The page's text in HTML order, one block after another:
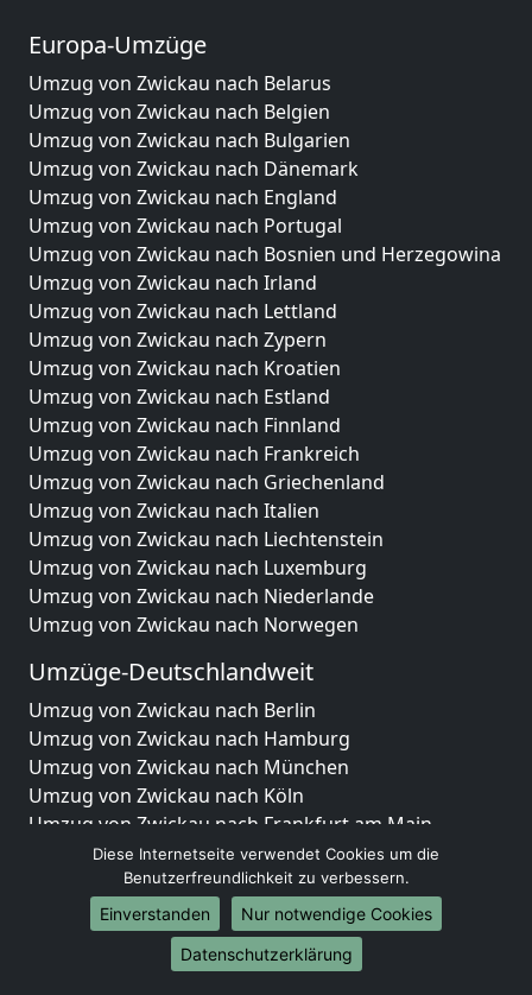
Europa-Umzüge
Umzug von Zwickau nach Belarus
Umzug von Zwickau nach Belgien
Umzug von Zwickau nach Bulgarien
Umzug von Zwickau nach Dänemark
Umzug von Zwickau nach England
Umzug von Zwickau nach Portugal
Umzug von Zwickau nach Bosnien und Herzegowina
Umzug von Zwickau nach Irland
Umzug von Zwickau nach Lettland
Umzug von Zwickau nach Zypern
Umzug von Zwickau nach Kroatien
Umzug von Zwickau nach Estland
Umzug von Zwickau nach Finnland
Umzug von Zwickau nach Frankreich
Umzug von Zwickau nach Griechenland
Umzug von Zwickau nach Italien
Umzug von Zwickau nach Liechtenstein
Umzug von Zwickau nach Luxemburg
Umzug von Zwickau nach Niederlande
Umzug von Zwickau nach Norwegen
Umzüge-Deutschlandweit
Umzug von Zwickau nach Berlin
Umzug von Zwickau nach Hamburg
Umzug von Zwickau nach München
Umzug von Zwickau nach Köln
Umzug von Zwickau nach Frankfurt am Main
Umzug von Zwickau nach Stuttgart
Umzug von Zwickau nach Düsseldorf
Umzug von Zwickau nach Leipzig
Umzug von Zwickau nach Dortmund
Umzug von Zwickau nach Essen
Diese Internetseite verwendet Cookies um die
Benutzerfreundlichkeit zu verbessern.
Einverstanden
Nur notwendige Cookies
Datenschutzerklärung